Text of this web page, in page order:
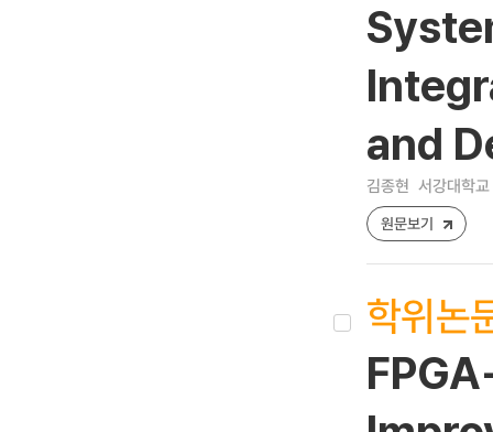
and
김종현 서강대학
원문보기
학위논